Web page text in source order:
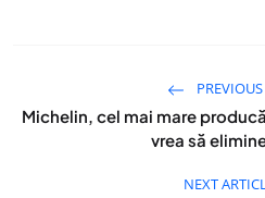
Michelin, cel mai mare
vrea să
NEXT